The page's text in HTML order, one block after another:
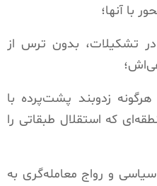
با آنها؛
در تشکیلات، بدون ترس از
زدوبند پشت‌پرده با
که استقلال طبقاتی را
و رواج معامله‌گری به